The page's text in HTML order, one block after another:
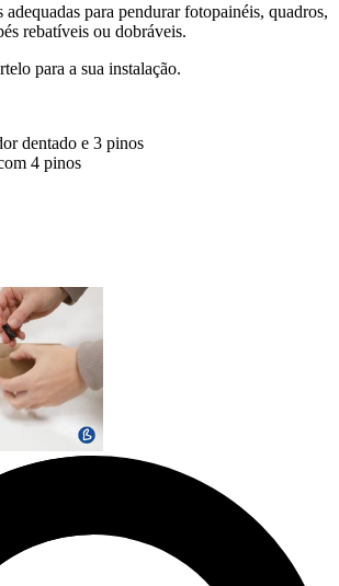
para pendurar fotopainéis, quadros,
rebatíveis ou dobráveis.
para a sua instalação.
dentado e 3 pinos
4 pinos